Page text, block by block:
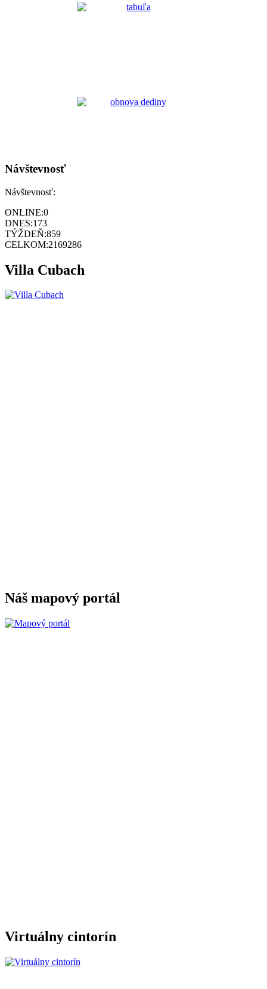
Návštevnosť
Návštevnosť:
ONLINE:0
DNES:173
TÝŽDEŇ:859
CELKOM:2169286
Villa Cubach
Náš mapový portál
Virtuálny cintorín